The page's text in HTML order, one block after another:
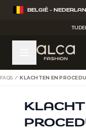
Ga naar de inhoud
BELGIË -
FAQS / KLACHTEN EN